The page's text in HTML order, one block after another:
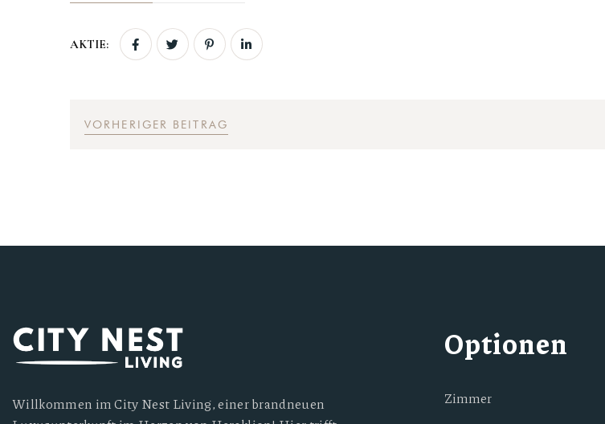
AKTIE:
VORHERIGER BEITRAG
Willkommen im City Nest Living, einer brandneuen
Optionen
Zimmer